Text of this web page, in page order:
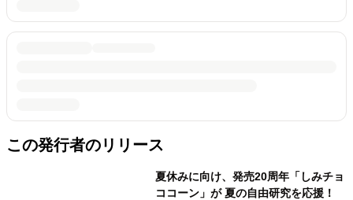
この発行者のリリース
夏休みに向け、発売20周年「しみチョ
ココーン」が 夏の自由研究を応援！